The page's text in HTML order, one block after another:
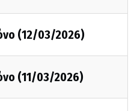
(12/03/2026)
(11/03/2026)